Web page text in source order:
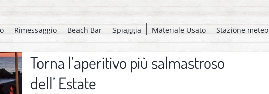
Rimessaggio Beach Bar Spiaggia Materiale Usato Stazione meteo
Torna l’aperitivo più salmastroso
dell’ Estate